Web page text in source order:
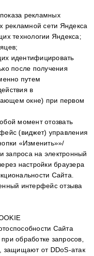
рекламных
рекламной сети Яндекса
технологии Яндекса;
идентифицировать
после получения
путем
в
окне) при первом
момент отозвать
(виджет) управления
«Изменить»»/
запроса на электронный
настройки браузера
Сайта.
интерфейс отзыва
Сайта
обработке запросов,
защищают от DDoS-атак